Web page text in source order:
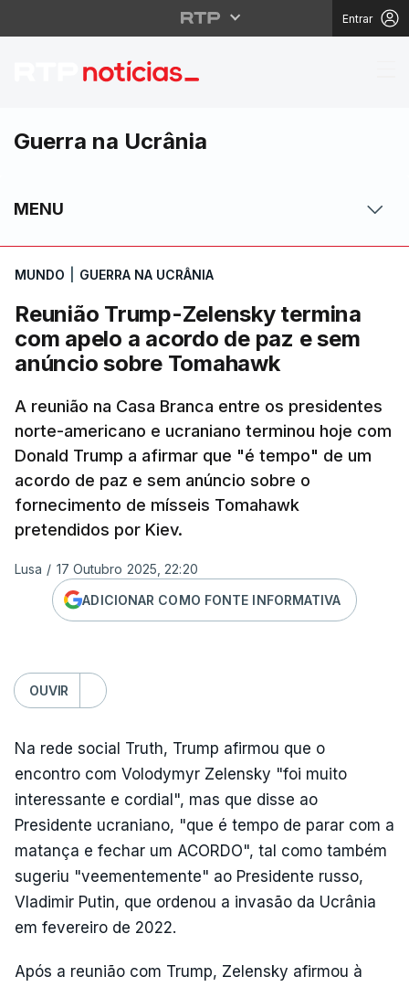
Entrar
Reunião Trump-
Guerra na Ucrânia
MENU
MUNDO GUERRA NA UCRÂNIA
Reunião Trump-Zelensky termina
com apelo a acordo de paz e sem
anúncio sobre Tomahawk
A reunião na Casa Branca entre os presidentes
norte-americano e ucraniano terminou hoje com
Donald Trump a afirmar que "é tempo" de um
acordo de paz e sem anúncio sobre o
fornecimento de mísseis Tomahawk
pretendidos por Kiev.
Lusa / 17 Outubro 2025, 22:20
ADICIONAR COMO FONTE INFORMATIVA
OUVIR
Na rede social Truth, Trump afirmou que o
encontro com Volodymyr Zelensky "foi muito
interessante e cordial", mas que disse ao
Presidente ucraniano, "que é tempo de parar com a
matança e fechar um ACORDO", tal como também
sugeriu "veementemente" ao Presidente russo,
Vladimir Putin, que ordenou a invasão da Ucrânia
em fevereiro de 2022.
Após a reunião com Trump, Zelensky afirmou à